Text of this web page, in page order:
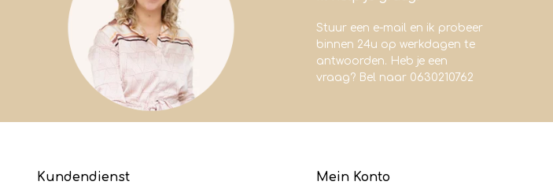
Stuur een e-mail en ik probeer
binnen 24u op werkdagen te
antwoorden. Heb je een
vraag? Bel naar 0630210762
Kundendienst Mein Konto